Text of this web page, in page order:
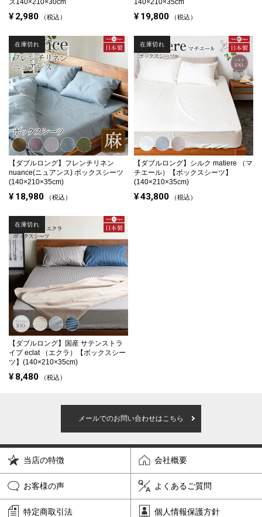
ズ140×210×30cm
¥ 2,980 税込
140×210×35cm
¥ 19,800 税込
【ダブルロング】 フレンチリネン
nuance(ニュアンス) ボックスシーツ
(140×210×35cm)
¥ 18,980 税込
在庫切れ
【ダブルロング】 シルク matiere （マ
チエール）【ボックスシーツ】
(140×210×35cm)
¥43,800 税込
在庫切れ
【ダブルロング】
国産 サテンストラ
イプ eclat （エクラ）【ボックスシー
ツ】(140×210×35cm)
¥ 8,480 税込
在庫切れ
メールでのお問い合わせはこちら
当店の特徴 会社概要
お客様の声 よくあるご質問
特定商取引法 個人情報保護方針